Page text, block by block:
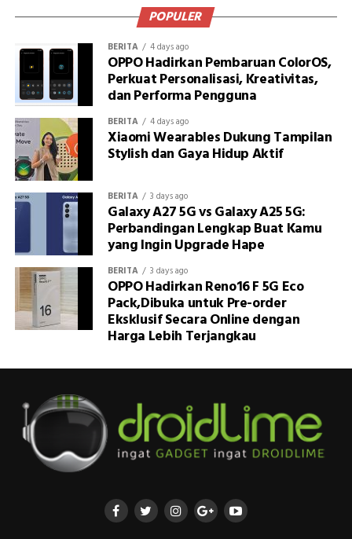
POPULER
BERITA 4 days ago
OPPO Hadirkan Pembaruan ColorOS,
Perkuat Personalisasi, Kreativitas,
dan Performa Pengguna
BERITA 4 days ago
Xiaomi Wearables Dukung Tampilan
Stylish dan Gaya Hidup Aktif
BERITA 3 days ago
Galaxy A27 5G vs Galaxy A25 5G:
Perbandingan Lengkap Buat Kamu
yang Ingin Upgrade Hape
BERITA 3 days ago
OPPO Hadirkan Reno16 F 5G Eco
Pack,Dibuka untuk Pre-order
Eksklusif Secara Online dengan
Harga Lebih Terjangkau